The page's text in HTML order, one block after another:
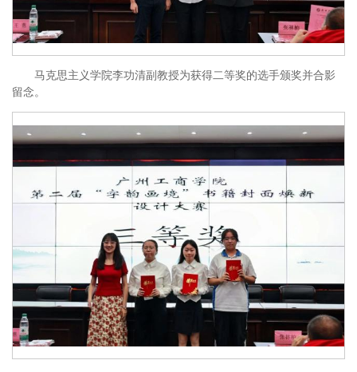
马克思主义学院李功清副教授为获得二等奖的选手颁奖并合影
留念。